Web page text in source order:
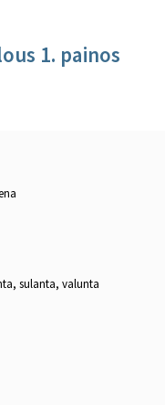
1. painos
sulanta, valunta